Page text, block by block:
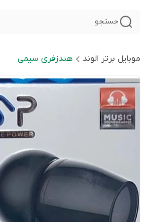
جستجو
موبایل برتر الوند هندزفری سیمی